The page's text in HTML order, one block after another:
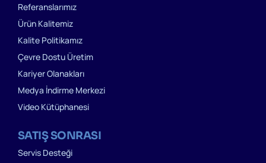
Referanslarımız
Ürün Kalitemiz
Kalite Politikamız
Çevre Dostu Üretim
Kariyer Olanakları
Medya İndirme Merkezi
Video Kütüphanesi
SATIŞ SONRASI
Servis Desteği